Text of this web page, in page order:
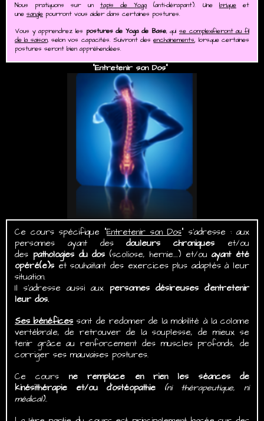
Nous pratiquons sur un tapis de Yoga (anti-dérapant). Une briqueet
une sangle pourront vous aider dans certaines postures.
Vous y apprendrez les postures de Yoga de Base, qui se complexifieront au fil
de la saison, selon vos capacités. Suivront desenchainements, lorsque certaines
postures seront bien appréhendées.
"Entretenir son Dos"
Ce cours spécifique "Entretenir son Dos" s'adresse : aux
personnes ayant desdouleurs chroniques et/ou
des pathologies du dos (scoliose, hernie....) et/ouayant été
opéré(e)s et souhaitant des exercices plus adaptés à leur
situation.
Il s'adresse aussi aux personnes désireuses d'entretenir
leur dos.
Ses bénéficessont de redonner de la mobilité à la colonne
vertébrale, de retrouver de la souplesse, de mieux se
tenir grâce au renforcement des muscles profonds, de
corriger ses mauvaises postures.
Ce cours ne remplace en rien les séances de
kinésithérapie et/ou d'ostéopathie
(ni thérapeutique, ni
médical)..